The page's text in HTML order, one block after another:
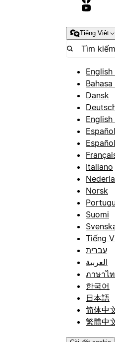
Tiếng Việt
English
Dansk
English
Italiano
Norsk
Suomi
Tiếng
עברית
العربية
ภาษาไ
한국어
日本語
简体中
繁體中